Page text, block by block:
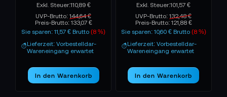
110,89 €
UVP-Brutto:144,64 €
Preis-Brutto: 133,07 €
Sie sparen: 11,57 € Brutto(8 %)
Lieferzeit: Vorbestelldar-
Wareneingang erwartet
In den Warenkorb
101,57 €
UVP-Brutto:132,48 €
Preis-Brutto: 121,88 €
Sie sparen: 10,60 € Brutto (8 %)
Lieferzeit: Vorbestelldar-
Wareneingang erwartet
In den Warenkorb